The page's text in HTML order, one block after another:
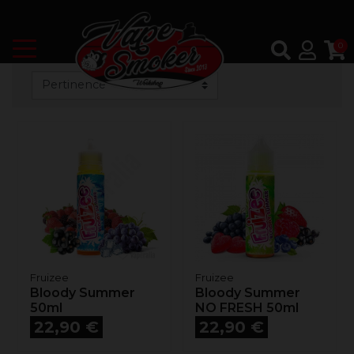
0
Fruizee
Bloody Summer
50ml
Prix
22,90 €
Fruizee
Bloody Summer
NO FRESH 50ml
Prix
22,90 €